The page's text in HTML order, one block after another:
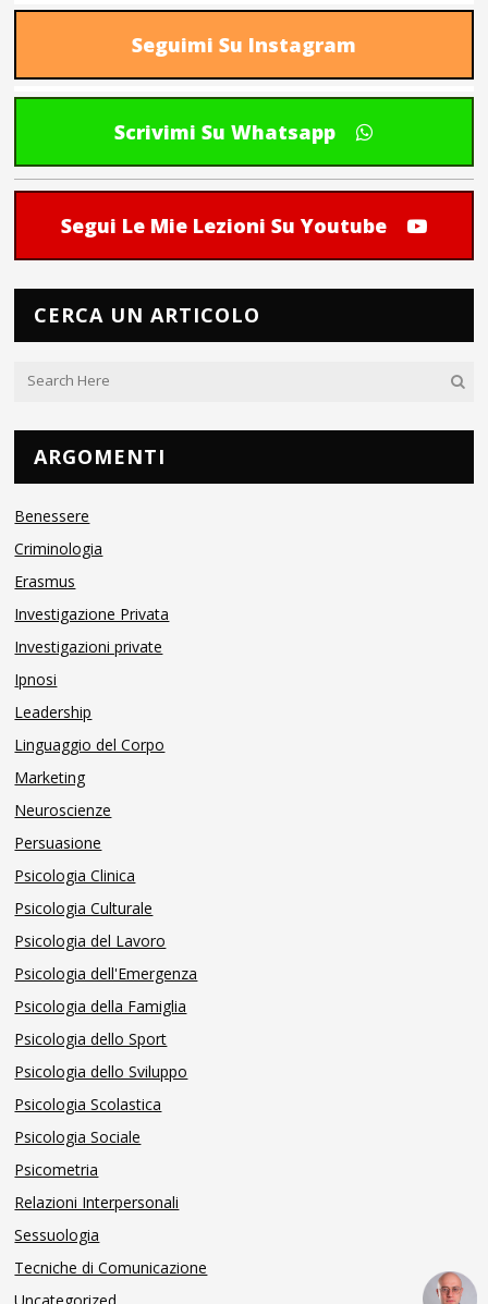
Seguimi Su Instagram
Scrivimi Su Whatsapp
Segui Le Mie Lezioni Su Youtube
CERCA UN ARTICOLO
ARGOMENTI
Benessere
Criminologia
Erasmus
Investigazione Privata
Investigazioni private
Ipnosi
Leadership
Linguaggio del Corpo
Marketing
Neuroscienze
Persuasione
Psicologia Clinica
Psicologia Culturale
Psicologia del Lavoro
Psicologia dell'Emergenza
Psicologia della Famiglia
Psicologia dello Sport
Psicologia dello Sviluppo
Psicologia Scolastica
Psicologia Sociale
Psicometria
Relazioni Interpersonali
Sessuologia
Tecniche di Comunicazione